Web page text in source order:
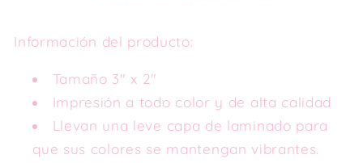
Información del producto:
Tamaño 3" x 2"
Impresión a todo color y de alta calidad
Llevan una leve capa de laminado para
que sus colores se mantengan vibrantes.